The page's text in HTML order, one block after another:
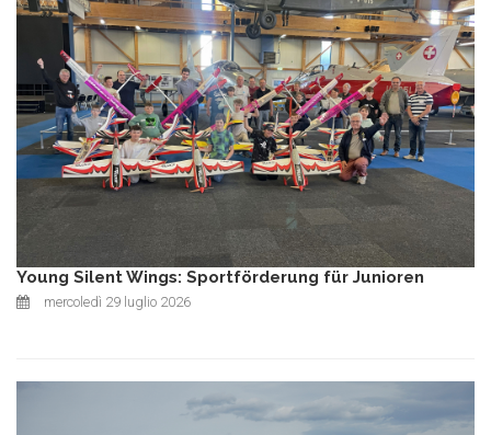
Young Silent Wings: Sportförderung für Junioren
mercoledì 29 luglio 2026